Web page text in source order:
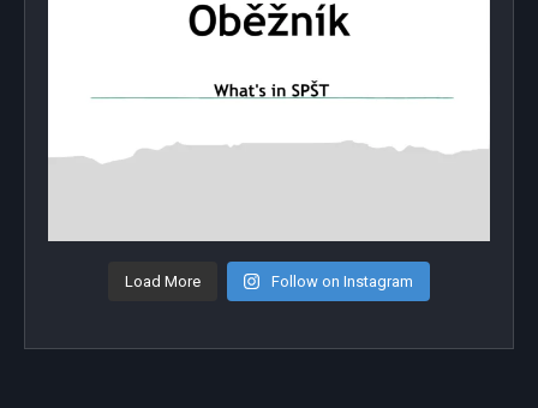
Load More Follow on Instagram